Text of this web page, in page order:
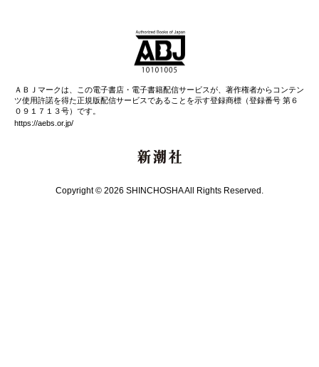
ＡＢＪマークは、この電子書店・電子書籍配信サービスが、著作権者からコンテン
ツ使用許諾を得た正規版配信サービスであることを示す登録商標（登録番号 第６
０９１７１３号）です。
https://aebs.or.jp/
Copyright © 2026 SHINCHOSHA All Rights Reserved.